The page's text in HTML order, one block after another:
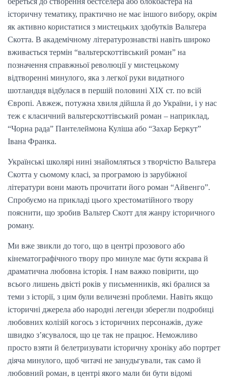
історичну тематику, практично не має іншого вибору, окрім
як активно користатися з мистецьких здобутків Вальтера
Скотта. В академічному літературознавстві навіть широко
вживається термін “вальтерскоттівський роман” на
позначення справжньої революції у мистецькому
відтворенні минулого, яка з легкої руки видатного
шотландця відбулася в першій половині ХІХ ст. по всій
Європі. Авжеж, потужна хвиля дійшла й до України, і у нас
теж є класичний вальтерскоттівський роман – наприклад,
“Чорна рада” Пантелеймона Куліша або “Захар Беркут”
Івана Франка.
Українські школярі нині знайомляться з творчістю Вальтера
Скотта у сьомому класі, за програмою із зарубіжної
літератури вони мають прочитати його роман “Айвенго”.
Спробуємо на прикладі цього хрестоматійного твору
пояснити, що зробив Вальтер Скотт для жанру історичного
роману.
Ми вже звикли до того, що в центрі прозового або
кінематографічного твору про минуле має бути яскрава й
драматична любовна історія. І нам важко повірити, що
всього лишень двісті років у письменників, які бралися за
теми з історії, з цим були величезні проблеми. Навіть якщо
історичні джерела або народні легенди зберегли подробиці
любовних колізій когось з історичних персонажів, дуже
швидко з’ясувалося, що це так не працює. Неможливо
просто взяти й белетризувати історичну хроніку або портрет
діяча минулого, щоб читачі не занудьгували, так само й
любовний роман, в центрі якого мали би бути відомі